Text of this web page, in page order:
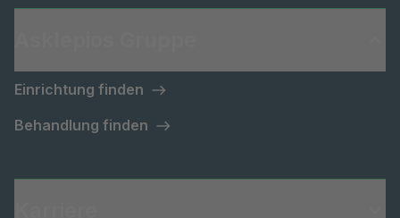
Einrichtung finden
Behandlung finden